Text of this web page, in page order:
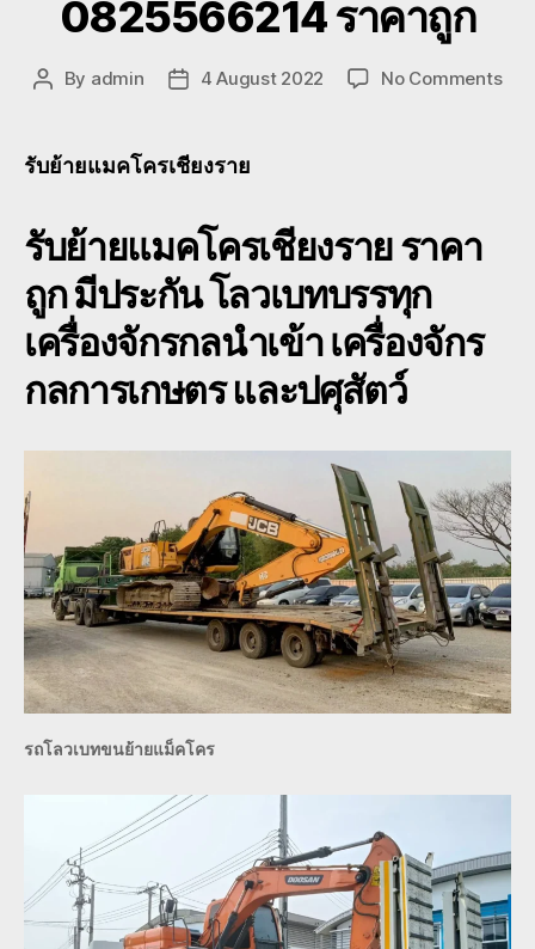
0825566214 ราคาถูก
Post
By admin
Post4 August 2022 No Commentson
รับย้ายแมคโครเชียงราย
รับย้ายแมคโครเชียงราย ราคา
ถูก มีประกัน โลวเบทบรรทุก
เครื่องจักรกลนำเข้า เครื่องจักร
กลการเกษตร และปศุสัตว์
รถโลวเบทขนย้ายแม็คโคร